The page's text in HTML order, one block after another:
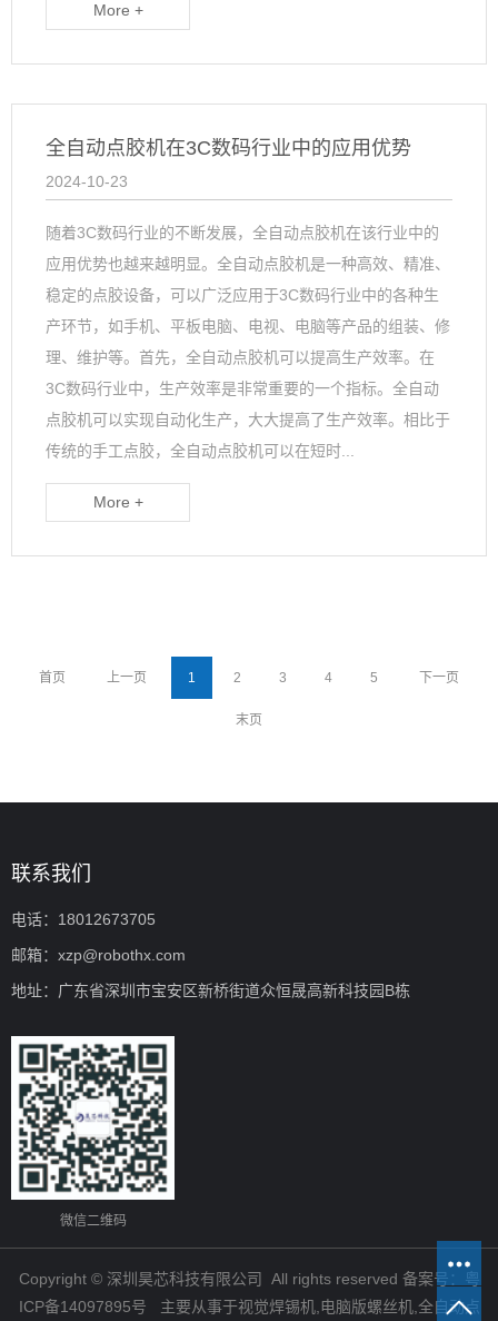
More +
全自动点胶机在3C数码行业中的应用优势
2024-10-23
随着3C数码行业的不断发展，全自动点胶机在该行业中的
应用优势也越来越明显。全自动点胶机是一种高效、精准、
稳定的点胶设备，可以广泛应用于3C数码行业中的各种生
产环节，如手机、平板电脑、电视、电脑等产品的组装、修
理、维护等。首先，全自动点胶机可以提高生产效率。在
3C数码行业中，生产效率是非常重要的一个指标。全自动
点胶机可以实现自动化生产，大大提高了生产效率。相比于
传统的手工点胶，全自动点胶机可以在短时...
More +
首页 上一页 1 2 3 4 5 下一页
末页
联系我们
电话：18012673705
邮箱：xzp@robothx.com
地址：广东省深圳市宝安区新桥街道众恒晟高新科技园B栋
微信二维码
Copyright © 深圳昊芯科技有限公司 All rights reserved 备案号： 粤
ICP备14097895号 主要从事于视觉焊锡机, 电脑版螺丝机, 全自动点